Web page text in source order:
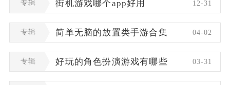
专辑 街机游戏哪个app好用 12-31
专辑 简单无脑的放置类手游合集 04-02
专辑 好玩的角色扮演游戏有哪些 03-31